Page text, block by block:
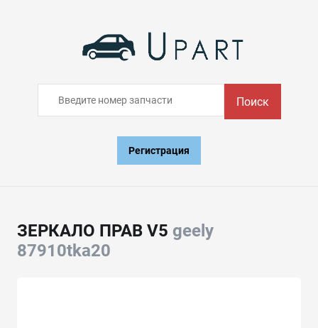
Поиск
Регистрация
ЗЕРКАЛО ПРАВ V5 geely
87910tka20